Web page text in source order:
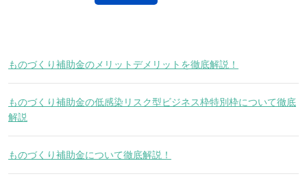
ものづくり補助金のメリットデメリットを徹底解説！
ものづくり補助金の低感染リスク型ビジネス枠特別枠について徹底
解説
ものづくり補助金について徹底解説！